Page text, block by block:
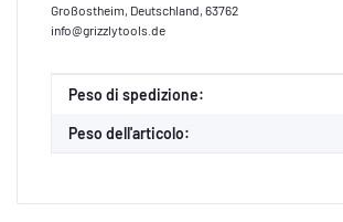
Großostheim, Deutschland, 63762
info@grizzlytools.de
Caratteristica del prodotto
Valore
Peso di spedizione:
Peso dell'articolo: